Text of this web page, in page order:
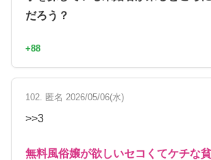
だろう？
+88
102. 匿名 2026/05/06(水)
>>3
無料風俗嬢が欲しいセコくてケチな